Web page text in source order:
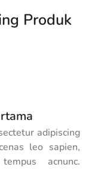
Produk
adipiscing
leo sapien,
acnunc.